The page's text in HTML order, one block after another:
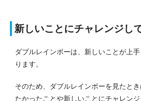
新しいことにチャレンジし
ダブルレインボーは、新しいことが上
ります。
そのため、ダブルレインボーを見たと
たかったことや新しいことにチャレンジ